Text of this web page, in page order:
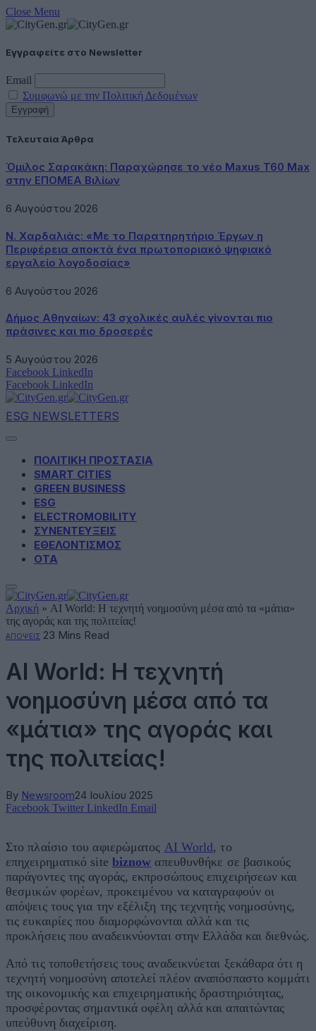
Close Menu
Εγγραφείτε στο Newsletter
Email
Συμφωνώ με την Πολιτική Δεδομένων
Τελευταία Άρθρα
Όμιλος Σαρακάκη: Παραχώρησε το νέο Maxus T60 Max
στην ΕΠΟΜΕΑ Βιλίων
6 Αυγούστου 2026
Ν. Χαρδαλιάς: «Με το Παρατηρητήριο Έργων η
Περιφέρεια αποκτά ένα πρωτοποριακό ψηφιακό
εργαλείο λογοδοσίας»
6 Αυγούστου 2026
Δήμος Αθηναίων: 43 σχολικές αυλές γίνονται πιο
πράσινες και πιο δροσερές
5 Αυγούστου 2026
Facebook LinkedIn
Facebook LinkedIn
ESG NEWSLETTERS
ΠΟΛΙΤΙΚΗ ΠΡΟΣΤΑΣΙΑ
SMART CITIES
GREEN BUSINESS
ESG
ELECTROMOBILITY
ΣΥΝΕΝΤΕΥΞΕΙΣ
ΕΘΕΛΟΝΤΙΣΜΟΣ
ΟΤΑ
Αρχική » AI World: Η τεχνητή νοημοσύνη μέσα από τα «μάτια»
της αγοράς και της πολιτείας!
ΑΠΟΨΕΙΣ 23 Mins Read
AI World: Η τεχνητή
νοημοσύνη μέσα από τα
«μάτια» της αγοράς και
της πολιτείας!
By Newsroom24 Ιουλίου 2025
Facebook Twitter LinkedIn Email
Στο πλαίσιο του αφιερώματος AI World, το
επηχειρηματικό site biznow απευθυνθήκε σε βασικούς
παράγοντες της αγοράς, εκπροσώπους επιχειρήσεων και
θεσμικών φορέων, προκειμένου να καταγραφούν οι
απόψεις τους για την εξέλιξη της τεχνητής νοημοσύνης,
τις ευκαιρίες που διαμορφώνονται αλλά και τις
προκλήσεις που αναδεικνύονται στην Ελλάδα και διεθνώς.
Από τις τοποθετήσεις τους αναδεικνύεται ξεκάθαρα ότι η
τεχνητή νοημοσύνη αποτελεί πλέον αναπόσπαστο κομμάτι
της οικονομικής και επιχειρηματικής δραστηριότητας,
προσφέροντας σημαντικά οφέλη αλλά και απαιτώντας
υπεύθυνη διαχείριση.